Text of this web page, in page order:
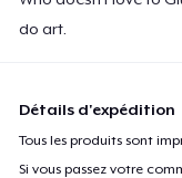
do art.
Détails d'expédition
Tous les produits sont
Si vous passez votre